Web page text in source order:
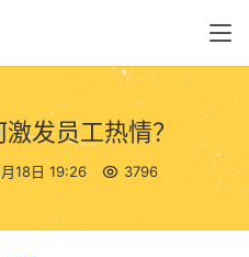
发员工热情？
18日 19:26 3796